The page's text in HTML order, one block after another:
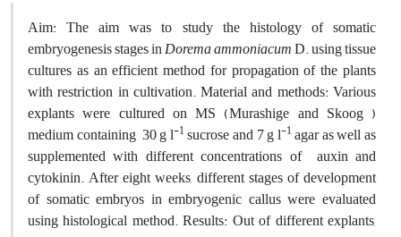
Aim: The aim was to study the histology of somatic
embryogenesis stages inDorema ammoniacumD. using tissue
cultures as an efficient method for propagation of the plants
with restriction in cultivation. Material and methods: Various
explants were cultured on MS (Murashige and Skoog )
medium containing 30 g l-1sucrose and 7 g l-1agar as well as
supplemented with different concentrations of auxin and
cytokinin. After eight weeks, different stages of development
of somatic embryos in embryogenic callus were evaluated
using histological method. Results: Out of different explants,